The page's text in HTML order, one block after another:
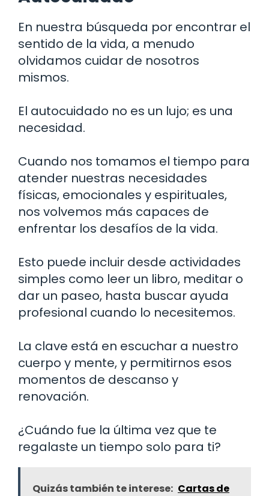
En nuestra búsqueda por encontrar el
sentido de la vida, a menudo
olvidamos cuidar de nosotros
mismos.
El autocuidado no es un lujo; es una
necesidad.
Cuando nos tomamos el tiempo para
atender nuestras necesidades
físicas, emocionales y espirituales,
nos volvemos más capaces de
enfrentar los desafíos de la vida.
Esto puede incluir desde actividades
simples como leer un libro, meditar o
dar un paseo, hasta buscar ayuda
profesional cuando lo necesitemos.
La clave está en escuchar a nuestro
cuerpo y mente, y permitirnos esos
momentos de descanso y
renovación.
¿Cuándo fue la última vez que te
regalaste un tiempo solo para ti?
Quizás también te interese: Cartas de